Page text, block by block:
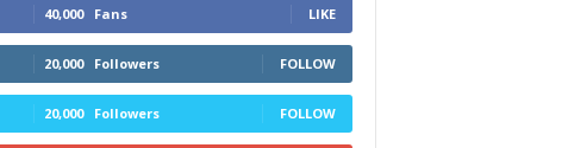
40,000 Fans LIKE
20,000 Followers FOLLOW
20,000 Followers FOLLOW